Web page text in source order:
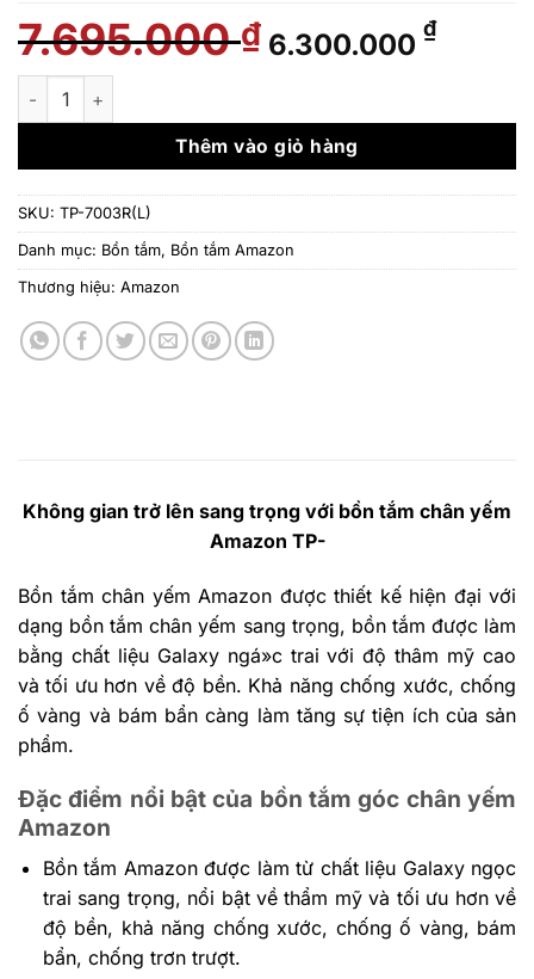
7.695.000₫ Giá
gốc
7.695.000 ₫.
6.300.000 ₫Giá
là:
Bồn tắm Amazon TP-7003R(L) (1.8M) số lượng
Thêm vào giỏ hàng
SKU: TP-7003R(L)
Danh mục: Bồn tắm, Bồn tắm Amazon
Thương hiệu: Amazon
Không gian trở lên sang trọng với bồn tắm chân yếm
Amazon TP-
Bồn tắm chân yếm Amazon được thiết kế hiện đại với
dạng bồn tắm chân yếm sang trọng, bồn tắm được làm
bằng chất liệu Galaxy ngá»c trai với độ thâm mỹ cao
và tối ưu hơn về độ bền. Khả năng chống xước, chống
ố vàng và bám bẩn càng làm tăng sự tiện ích của sản
phẩm.
Đặc điểm nổi bật của bồn tắm góc chân yếm
Amazon
Bồn tắm Amazon được làm từ chất liệu Galaxy ngọc
trai sang trọng, nổi bật về thẩm mỹ và tối ưu hơn về
độ bền, khả năng chống xước, chống ố vàng, bám
bẩn, chống trơn trượt.